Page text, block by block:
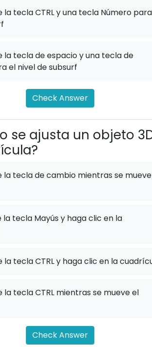
la tecla CTRL y una tecla Número
la tecla de espacio y una tecla de
el nivel de subsurf
Check Answer
se ajusta un objeto
la tecla de cambio mientras se
la tecla Mayús y haga clic en la
la tecla CTRL y haga clic en la
la tecla CTRL mientras se mueve el
Check Answer